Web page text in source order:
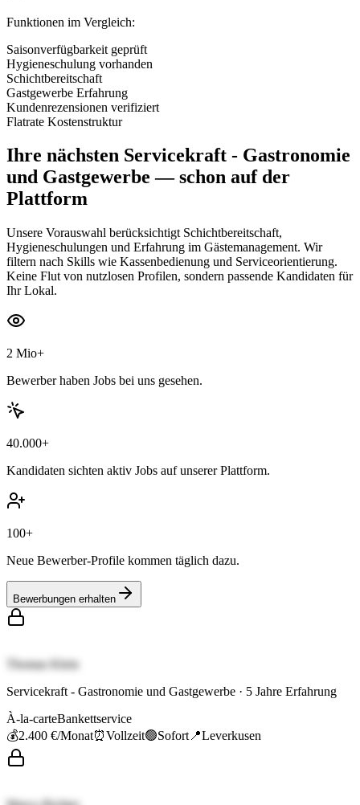
Funktionen im Vergleich:
Saisonverfügbarkeit geprüft
Hygieneschulung vorhanden
Schichtbereitschaft
Gastgewerbe Erfahrung
Kundenrezensionen verifiziert
Flatrate Kostenstruktur
Ihre nächsten Servicekraft - Gastronomie
und Gastgewerbe — schon auf der
Plattform
Unsere Vorauswahl berücksichtigt Schichtbereitschaft,
Hygieneschulungen und Erfahrung im Gästemanagement. Wir
filtern nach Skills wie Kassenbedienung und Serviceorientierung.
Keine Flut von nutzlosen Profilen, sondern passende Kandidaten für
Ihr Lokal.
2 Mio+
Bewerber haben Jobs bei uns gesehen.
40.000+
Kandidaten sichten aktiv Jobs auf unserer Plattform.
100+
Neue Bewerber-Profile kommen täglich dazu.
Bewerbungen erhalten
Thomas Klein
Servicekraft - Gastronomie und Gastgewerbe · 5 Jahre Erfahrung
À-la-carteBankettservice
💰2.400 €/Monat⏰Vollzeit🟢Sofort 📍Leverkusen